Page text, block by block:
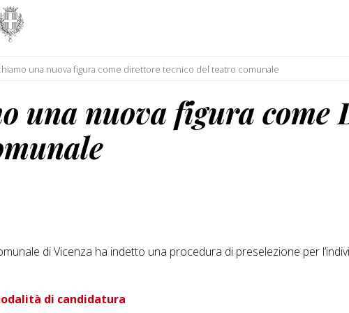
una nuova figura come direttore tecnico del teatro comunale
una nuova figura come
di Vicenza ha indetto una procedura di preselezione per
di candidatura